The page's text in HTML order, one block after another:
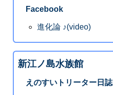
Facebook
進化論 ♪(video)
新江ノ島水族館
えのすいトリーター日誌